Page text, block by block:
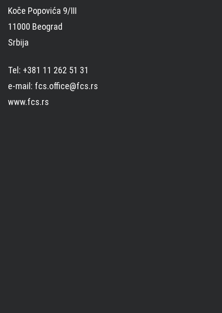
Koče Popovića 9/III
11000 Beograd
Srbija
Tel: +381 11 262 51 31
e-mail: fcs.office@fcs.rs
www.fcs.rs